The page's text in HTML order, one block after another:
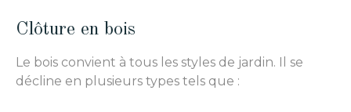
Clôture en bois
Le bois convient à tous les styles de jardin. Il se
décline en plusieurs types tels que :